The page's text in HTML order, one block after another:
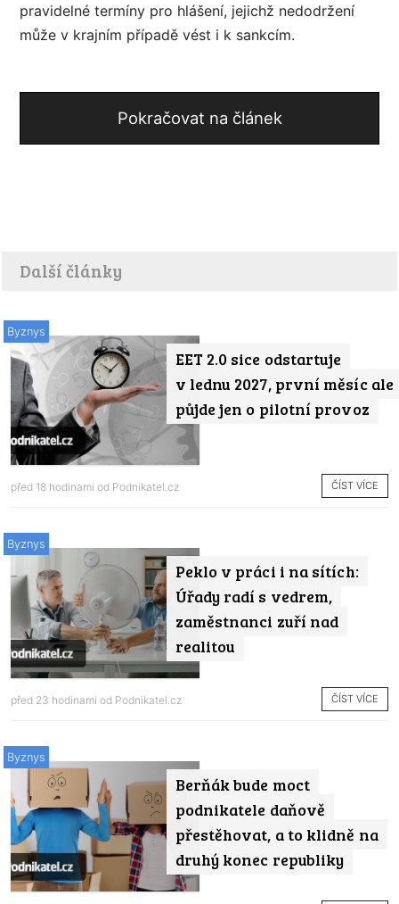
pravidelné termíny pro hlášení, jejichž nedodržení
může v krajním případě vést i k sankcím.
Pokračovat na článek
Další články
EET 2.0 sice odstartuje
v lednu 2027, první měsíc ale
půjde jen o pilotní provoz
Byznys
před 18 hodinami od Podnikatel.cz ČÍST VÍCE
Peklo v práci i na sítích:
Úřady radí s vedrem,
zaměstnanci zuří nad
realitou
Byznys
před 23 hodinami od Podnikatel.cz ČÍST VÍCE
Berňák bude moct
podnikatele daňově
přestěhovat, a to klidně na
druhý konec republiky
Byznys